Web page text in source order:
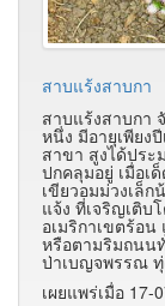
สาบแร้งสาบกา
สาบแร้งสาบกา
หนึ่ง มีอายุเพียง
สาขา สูงได้ปร
ปกคลุมอยู่ เมื่อเ
เขียวอมม่วงเล็
แจ้ง ที่เจริญเติบ
อเมริกาเขตร้อ
หรือตามริมถนน
ป่าเบญจพรรณ
เผยแพร่เมื่อ 17-